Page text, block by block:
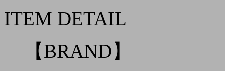
ITEM DETAIL
【BRAND】